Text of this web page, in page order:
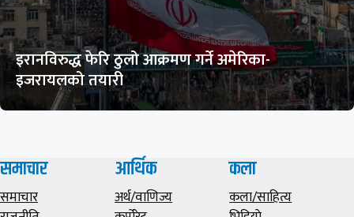
इरानविरुद्ध फेरि ठुलो आक्रमण गर्ने अमेरिका-
इजरायलको तयारी
समाचार
समाचार
आर्थिक
अर्थ/वाणिज्य
कला
कला/साहित्य